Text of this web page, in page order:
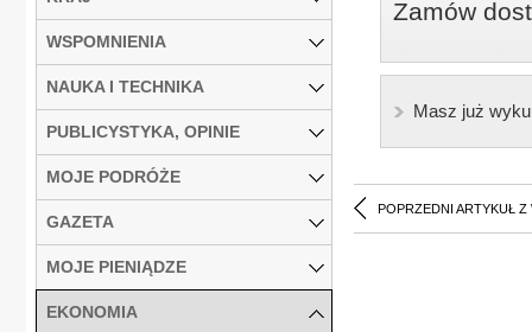
Zamów
Masz już
POPRZEDNI ARTYKUŁ Z
WSPOMNIENIA
NAUKA I TECHNIKA
PUBLICYSTYKA, OPINIE
MOJE PODRÓŻE
GAZETA
MOJE PIENIĄDZE
EKONOMIA